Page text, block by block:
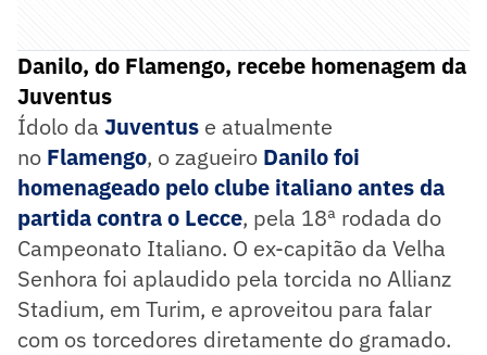
Danilo, do Flamengo, recebe homenagem da
Juventus
Ídolo da Juventus e atualmente
no Flamengo, o zagueiro Danilofoi
homenageado pelo clube italiano antes da
partida contra o Lecce, pela 18ª rodada do
Campeonato Italiano. O ex-capitão da Velha
Senhora foi aplaudido pela torcida no Allianz
Stadium, em Turim, e aproveitou para falar
com os torcedores diretamente do gramado.